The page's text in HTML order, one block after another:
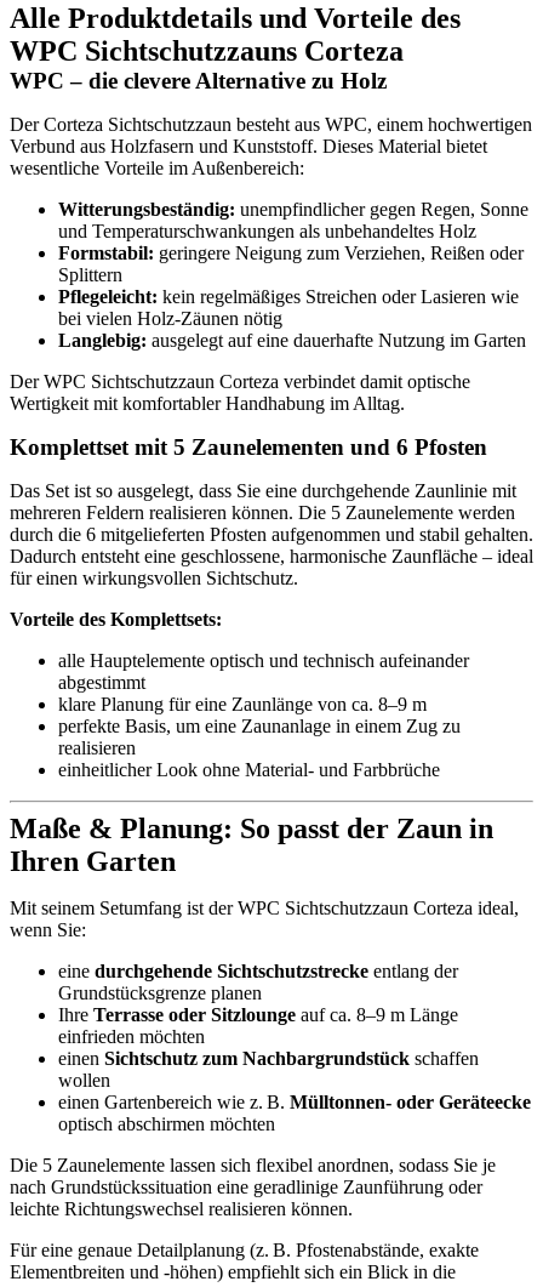
Alle Produktdetails und Vorteile des
WPC Sichtschutzzauns Corteza
WPC – die clevere Alternative zu Holz
Der Corteza Sichtschutzzaun besteht aus WPC, einem hochwertigen
Verbund aus Holzfasern und Kunststoff. Dieses Material bietet
wesentliche Vorteile im Außenbereich:
Witterungsbeständig: unempfindlicher gegen Regen, Sonne
und Temperaturschwankungen als unbehandeltes Holz
Formstabil: geringere Neigung zum Verziehen, Reißen oder
Splittern
Pflegeleicht: kein regelmäßiges Streichen oder Lasieren wie
bei vielen Holz-Zäunen nötig
Langlebig: ausgelegt auf eine dauerhafte Nutzung im Garten
Der WPC Sichtschutzzaun Corteza verbindet damit optische
Wertigkeit mit komfortabler Handhabung im Alltag.
Komplettset mit 5 Zaunelementen und 6 Pfosten
Das Set ist so ausgelegt, dass Sie eine durchgehende Zaunlinie mit
mehreren Feldern realisieren können. Die 5 Zaunelemente werden
durch die 6 mitgelieferten Pfosten aufgenommen und stabil gehalten.
Dadurch entsteht eine geschlossene, harmonische Zaunfläche – ideal
für einen wirkungsvollen Sichtschutz.
Vorteile des Komplettsets:
alle Hauptelemente optisch und technisch aufeinander
abgestimmt
klare Planung für eine Zaunlänge von ca. 8–9 m
perfekte Basis, um eine Zaunanlage in einem Zug zu
realisieren
einheitlicher Look ohne Material- und Farbbrüche
Maße & Planung: So passt der Zaun in
Ihren Garten
Mit seinem Setumfang ist der WPC Sichtschutzzaun Corteza ideal,
wenn Sie:
eine durchgehende Sichtschutzstrecke entlang der
Grundstücksgrenze planen
Ihre Terrasse oder Sitzlounge auf ca. 8–9 m Länge
einfrieden möchten
einen Sichtschutz zum Nachbargrundstück schaffen
wollen
einen Gartenbereich wie z. B. Mülltonnen- oder Geräteecke
optisch abschirmen möchten
Die 5 Zaunelemente lassen sich flexibel anordnen, sodass Sie je
nach Grundstückssituation eine geradlinige Zaunführung oder
leichte Richtungswechsel realisieren können.
Für eine genaue Detailplanung (z. B. Pfostenabstände, exakte
Elementbreiten und -höhen) empfiehlt sich ein Blick in die